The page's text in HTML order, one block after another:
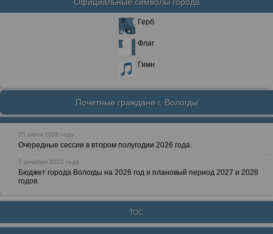
Официальные символы города
Герб
Флаг
Гимн
Почетные граждане г. Вологды
25 июня 2026 года
Очередные сессии в втором полугодии 2026 года.
7 декабря 2025 года
Бюджет города Вологды на 2026 год и плановый период 2027 и 2028
годов.
ТОС